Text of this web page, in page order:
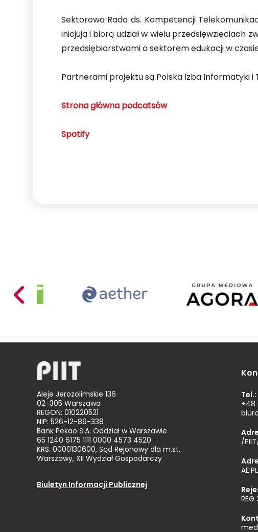
Sektorowa Rada ds. Kompetencji
inicjują i biorą udział w wielu
przedsiębiorstwami a sektorem edukacji w
Partnerami projektu są Polska Izba Informatyki
Strona główna podcatsów
Spotify
Poland
Mariusz
Busiło
Agora
Aleje Jerozolimskie 136
02-305 Warszawa
REGON: 010220521
NIP: 526-12-89-338
Bank Pekao S.A. Oddział w Warszawie
65 1240 6175 1111 0000 4573 4520
KRS: 0000130600, Sąd Rejonowy dla m.st.
Warszawy, XII Wydział Gospodarczy
Biuletyn Informacji Publicznej
Tel.:
+48
/